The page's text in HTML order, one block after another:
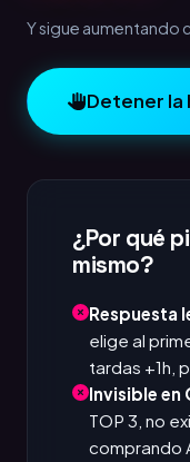
Y sigue aumentando
Detener la
¿Por qué
mismo?
Respuesta
elige al
tardas +1h,
Invisible en
TOP 3, no
comprando